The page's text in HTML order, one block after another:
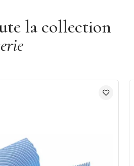
la collection